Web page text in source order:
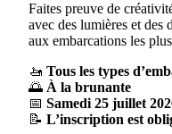
Faites preuve de
avec des lumières et des
aux embarcations les
🚤 Tous les types
🌅 À la brunante
📅 Samedi 25 juillet
📝 L’inscription est